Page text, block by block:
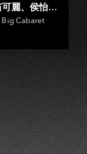
麗、侯怡
啟田、鳥來
瑞霞、吳
倫、曹雅
Cabaret